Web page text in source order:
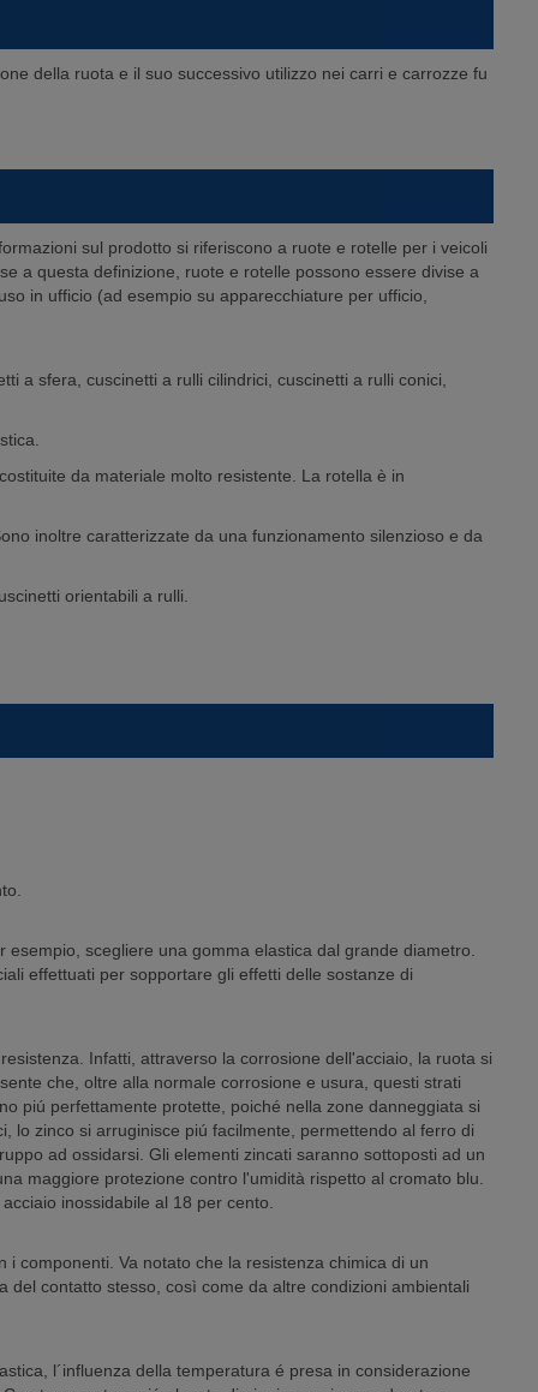
della ruota e il suo successivo utilizzo nei carri e carrozze fu
sul prodotto si riferiscono a ruote e rotelle per i veicoli
a questa definizione, ruote e rotelle possono essere divise a
in ufficio (ad esempio su apparecchiature per ufficio,
a sfera, cuscinetti a rulli cilindrici, cuscinetti a rulli conici,
da materiale molto resistente. La rotella è in
inoltre caratterizzate da una funzionamento silenzioso e da
orientabili a rulli.
scegliere una gomma elastica dal grande diametro.
effettuati per sopportare gli effetti delle sostanze di
Infatti, attraverso la corrosione dell'acciaio, la ruota si
che, oltre alla normale corrosione e usura, questi strati
piú perfettamente protette, poiché nella zone danneggiata si
lo zinco si arruginisce piú facilmente, permettendo al ferro di
ad ossidarsi. Gli elementi zincati saranno sottoposti ad un
maggiore protezione contro l'umidità rispetto al cromato blu.
inossidabile al 18 per cento.
componenti. Va notato che la resistenza chimica di un
contatto stesso, così come da altre condizioni ambientali
l´influenza della temperatura é presa in considerazione